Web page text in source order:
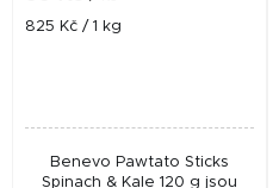
Měrná
825 Kč / 1 kg
Benevo Pawtato Sticks
Spinach & Kale 120 g jsou